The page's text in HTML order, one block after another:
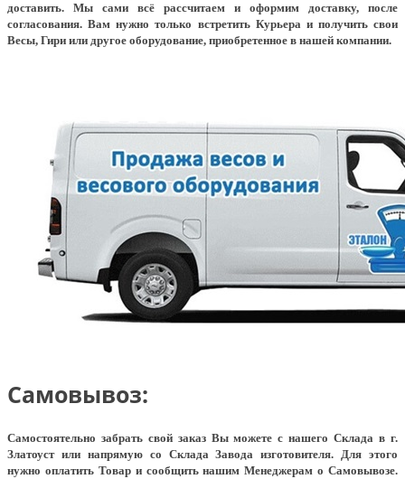
доставить. Мы сами всё рассчитаем и оформим доставку, после
согласования. Вам нужно только встретить Курьера и получить свои
Весы, Гири или другое оборудование, приобретенное в нашей компании.
Самовывоз:
Самостоятельно забрать свой заказ Вы можете с нашего Склада в г.
Златоуст или напрямую со Склада Завода изготовителя. Для этого
нужно оплатить Товар и сообщить нашим Менеджерам о Самовывозе.